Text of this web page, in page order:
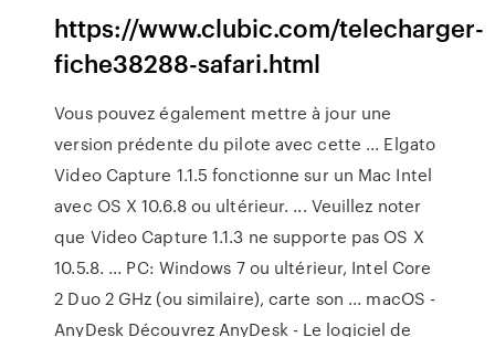
https://www.clubic.com/telecharger-
fiche38288-safari.html
Vous pouvez également mettre à jour une
version prédente du pilote avec cette ... Elgato
Video Capture 1.1.5 fonctionne sur un Mac Intel
avec OS X 10.6.8 ou ultérieur. ... Veuillez noter
que Video Capture 1.1.3 ne supporte pas OS X
10.5.8. ... PC: Windows 7 ou ultérieur, Intel Core
2 Duo 2 GHz (ou similaire), carte son ... macOS -
AnyDesk Découvrez AnyDesk - Le logiciel de